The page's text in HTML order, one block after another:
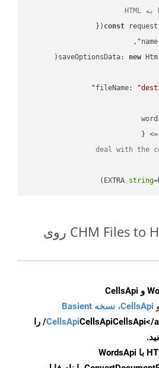
const request
name
saveOptionsData: new
fileName:
string
تبدیل ساده CHM Files to HTML روی
و CellsApi، نسخه Basient
CellsApiCellsApi
CellsApi</aient/Client/ را